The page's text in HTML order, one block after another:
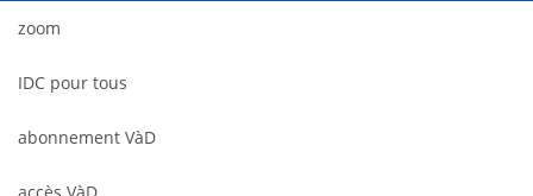
zoom
IDC pour tous
abonnement VàD